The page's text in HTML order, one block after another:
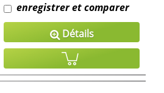
enregistrer et comparer
Détails